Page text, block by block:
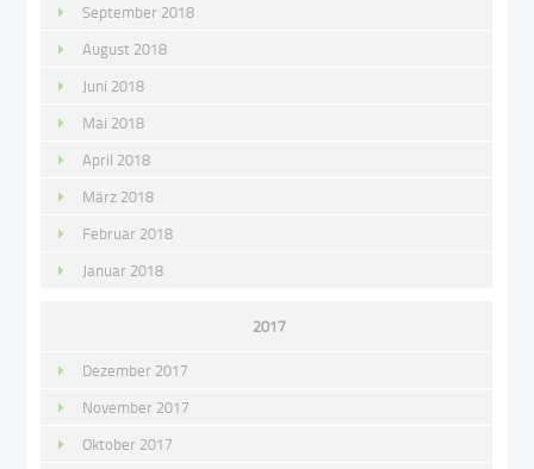
September 2018
August 2018
Juni 2018
Mai 2018
April 2018
März 2018
Februar 2018
Januar 2018
2017
Dezember 2017
November 2017
Oktober 2017